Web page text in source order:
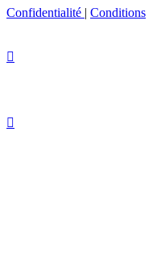
Confidentialité | Conditions